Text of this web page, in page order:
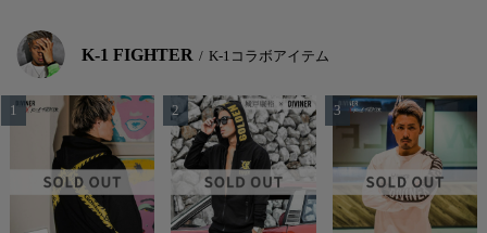
K-1 FIGHTER K-1コラボアイテム